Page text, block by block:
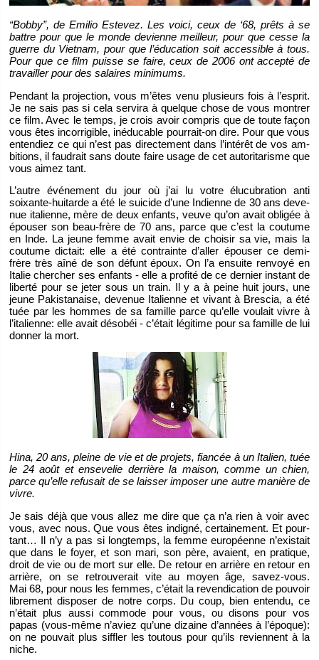
“Bobby”, de Emi­lio Es­te­vez. Les voici, ceux de ‘68, prêts à se
battre pour que le monde de­vienne meilleur, pour que cesse la
guerre du Viet­nam, pour que l’édu­ca­tion soit ac­ces­sible à tous.
Pour que ce film puisse se faire, ceux de 2006 ont ac­cepté de
tra­vailler pour des sa­laires mi­ni­mums.
Pen­dant la pro­jec­tion, vous m’êtes venu plu­sieurs fois à l’es­prit.
Je ne sais pas si cela ser­vira à quelque chose de vous mon­trer
ce film. Avec le temps, je crois avoir com­pris que de toute façon
vous êtes in­cor­ri­gible, in­édu­cable pour­rait-on dire. Pour que vous
en­ten­diez ce qui n’est pas di­rec­te­ment dans l’in­té­rêt de vos am­
bi­tions, il fau­drait sans doute faire usage de cet au­to­ri­ta­risme que
vous aimez tant.
L’autre évé­ne­ment du jour où j’ai lu votre élu­cu­bra­tion anti
soixante-hui­tarde a été le sui­cide d’une In­dienne de 30 ans de­ve­
nue ita­lienne, mère de deux en­fants, veuve qu’on avait obli­gée à
épou­ser son beau-frère de 70 ans, parce que c’est la cou­tume
en Inde. La jeune femme avait envie de choi­sir sa vie, mais la
cou­tume dic­tait: elle a été contrainte d’al­ler épou­ser ce demi-
frère très aîné de son dé­funt époux. On l’a en­suite ren­voyé en
Ita­lie cher­cher ses en­fants - elle a pro­fité de ce der­nier ins­tant de
li­berté pour se jeter sous un train. Il y a à peine huit jours, une
jeune Pa­kis­ta­naise, de­ve­nue Ita­lienne et vi­vant à Bres­cia, a été
tuée par les hommes de sa fa­mille parce qu’elle vou­lait vivre à
l’ita­lienne: elle avait déso­béi - c’était lé­gi­time pour sa fa­mille de lui
don­ner la mort.
Hina, 20 ans, pleine de vie et de pro­jets, fian­cée à un Ita­lien, tuée
le 24 août et en­se­ve­lie der­rière la mai­son, comme un chien,
parce qu’elle re­fu­sait de se lais­ser im­po­ser une autre ma­nière de
vivre.
Je sais déjà que vous allez me dire que ça n’a rien à voir avec
vous, avec nous. Que vous êtes in­di­gné, cer­tai­ne­ment. Et pour­
tant… Il n’y a pas si long­temps, la femme eu­ro­péenne n’exis­tait
que dans le foyer, et son mari, son père, avaient, en pra­tique,
droit de vie ou de mort sur elle. De re­tour en ar­rière en re­tour en
ar­rière, on se re­trou­ve­rait vite au moyen âge, sa­vez-vous.
Mai 68, pour nous les femmes, c’était la re­ven­di­ca­tion de pou­voir
li­bre­ment dis­po­ser de notre corps. Du coup, bien en­tendu, ce
n’était plus aussi com­mode pour vous, ou di­sons pour vos
papas (vous-même n’aviez qu’une di­zaine d’an­nées à l’époque):
on ne pou­vait plus sif­fler les tou­tous pour qu’ils re­viennent à la
niche.